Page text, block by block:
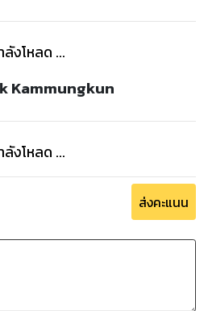
ลังโหลด ...
Kammungkun
ลังโหลด ...
ส่งคะแนน